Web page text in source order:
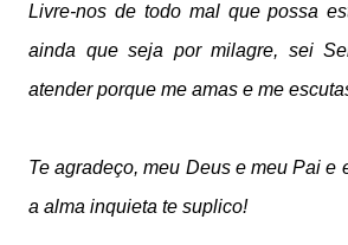
Livre-nos de todo mal que possa
ainda que seja por milagre, sei
atender porque me amas e me
Te agradeço,meu Deus e meu Pai e
a alma inquieta te suplico!